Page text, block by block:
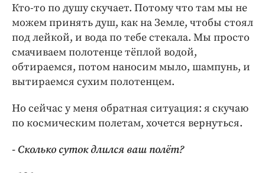
Кто-то по душу скучает. Потому что там мы не
можем принять душ, как на Земле, чтобы стоял
под лейкой, и вода по тебе стекала. Мы просто
смачиваем полотенце тёплой водой,
обтираемся, потом наносим мыло, шампунь, и
вытираемся сухим полотенцем.
Но сейчас у меня обратная ситуация: я скучаю
по космическим полетам, хочется вернуться.
- Сколько суток длился ваш полёт?